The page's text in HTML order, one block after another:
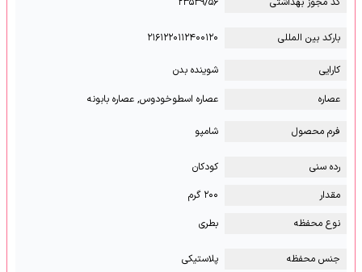
بارکد بین المللی ۲۱۶۱۲۲۰۱۱۲۴۰۰۱۲۰
کارایی
شوینده بدن
عصاره
عصاره اسطوخودوس, عصاره بابونه
فرم محصول شامپو
رده سنی
کودکان
مقدار
۲۰۰ گرم
نوع محفظه
بطری
جنس محفظه پلاستیکی